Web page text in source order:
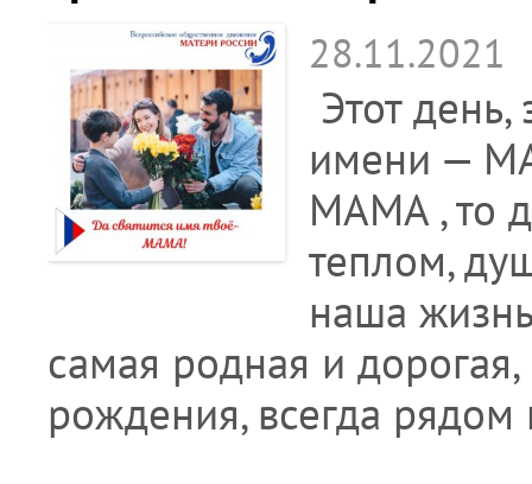
28.11.2021
Этот день,
имени —
МАМА , то
теплом,
наша
самая родная и
рождения, всегда